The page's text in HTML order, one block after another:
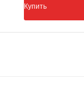
Купить